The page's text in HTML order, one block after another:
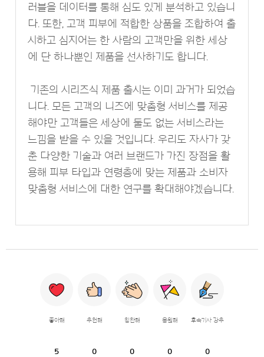
러블을 데이터를 통해 심도 있게 분석하고 있습니
다. 또한, 고객 피부에 적합한 상품을 조합하여 출
시하고 심지어는 한 사람의 고객만을 위한 세상
에 단 하나뿐인 제품을 선사하기도 합니다.
기존의 시리즈식 제품 출시는 이미 과거가 되었습
니다. 모든 고객의 니즈에 맞춤형 서비스를 제공
해야만 고객들은 세상에 둘도 없는 서비스라는
느낌을 받을 수 있을 것입니다. 우리도 자사가 갖
춘 다양한 기술과 여러 브랜드가 가진 장점을 활
용해 피부 타입과 연령층에 맞는 제품과 소비자
맞춤형 서비스에 대한 연구를 확대해야겠습니다.
좋아해
5
추천해
0
칭찬해
0
응원해
0
후속기사 강추
0